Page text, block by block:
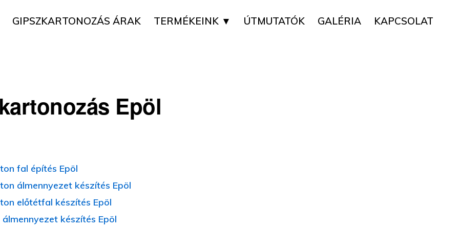
GIPSZKARTONOZÁS ÁRAK TERMÉKEINK ▼ ÚTMUTATÓK GALÉRIA KAPCSOLAT
Epöl
fal építés Epöl
álmennyezet készítés Epöl
előtétfal készítés Epöl
készítés Epöl